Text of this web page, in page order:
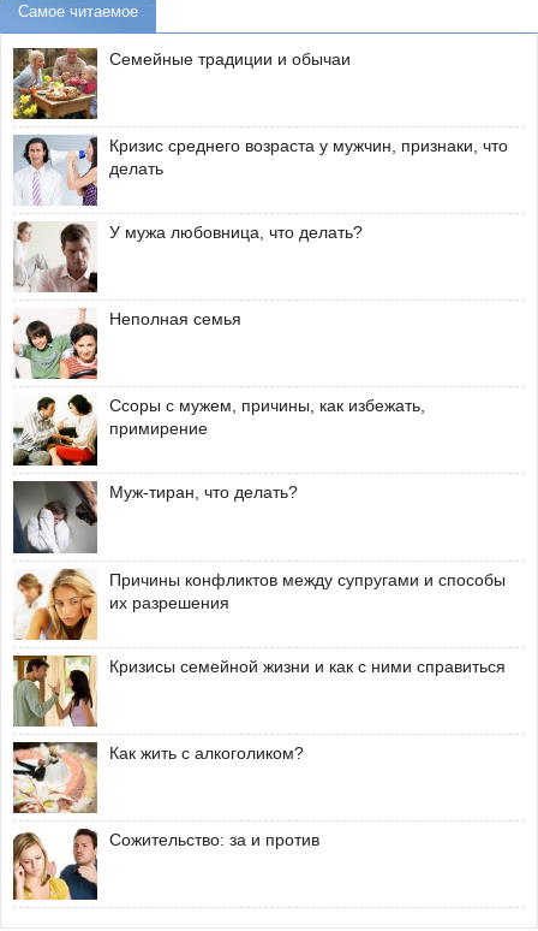
Самое читаемое
Семейные традиции и обычаи
Кризис среднего возраста у мужчин, признаки, что
делать
У мужа любовница, что делать?
Неполная семья
Ссоры с мужем, причины, как избежать,
примирение
Муж-тиран, что делать?
Причины конфликтов между супругами и способы
их разрешения
Кризисы семейной жизни и как с ними справиться
Как жить с алкоголиком?
Сожительство: за и против